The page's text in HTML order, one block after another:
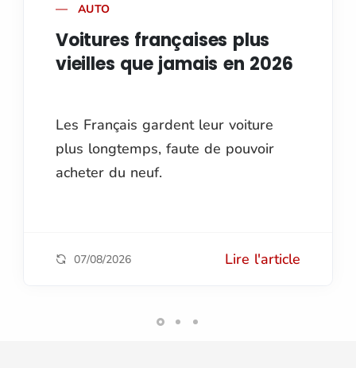
AUTO
Voitures françaises plus
vieilles que jamais en 2026
Les Français gardent leur voiture
plus longtemps, faute de pouvoir
acheter du neuf.
07/08/2026 Lire l'article